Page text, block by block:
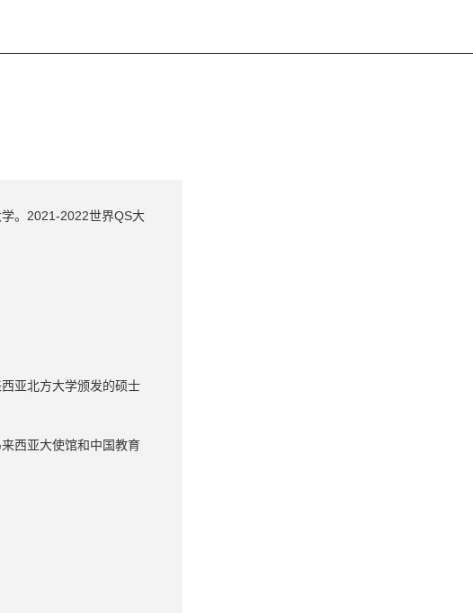
。2021-2022世界QS大
亚北方大学颁发的硕士
西亚大使馆和中国教育